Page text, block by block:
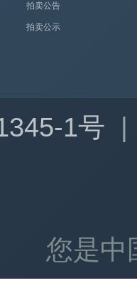
拍卖公告
拍卖公示
1号
您是中